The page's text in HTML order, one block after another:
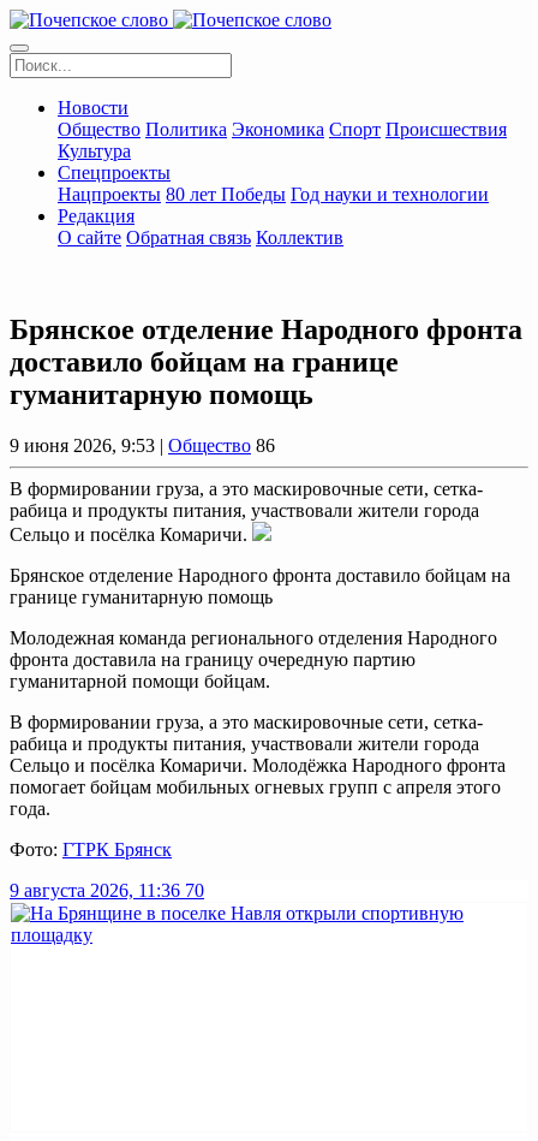
Новости
Общество Политика Экономика Спорт Происшествия
Культура
Спецпроекты
Нацпроекты 80 лет Победы Год науки и технологии
Редакция
О сайте Обратная связь Коллектив
Брянское отделение Народного фронта
доставило бойцам на границе
гуманитарную помощь
9 июня 2026, 9:53 | Общество 86
В формировании груза, а это маскировочные сети, сетка-
рабица и продукты питания, участвовали жители города
Сельцо и посёлка Комаричи.
Брянское отделение Народного фронта доставило бойцам на
границе гуманитарную помощь
Молодежная команда регионального отделения Народного
фронта доставила на границу очередную партию
гуманитарной помощи бойцам.
В формировании груза, а это маскировочные сети, сетка-
рабица и продукты питания, участвовали жители города
Сельцо и посёлка Комаричи. Молодёжка Народного фронта
помогает бойцам мобильных огневых групп с апреля этого
года.
Фото: ГТРК Брянск
9 августа 2026, 11:36 70